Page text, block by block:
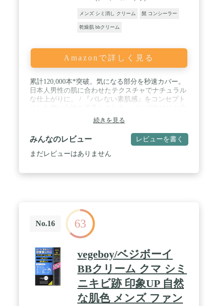
メンズ シミ消し クリーム 髭 コンシーラー
乾燥肌 bbクリーム
Amazonで詳しく見る
累計120,000本*突破。気になる部分を秒速カバー。
日本人男性の肌に合わせたテクスチャでナチュラル
な仕上がりに。 / 『バレない素肌感』をコンセプト
粧感を抑えたナチュラルパクト。 / くすみや青髭な
どにピンポイントで部分カバーもOK。全体使いで
秒速で好印象肌へ。 / 保湿成分である7種のオーガ
ニックエキスでテカリの原因である水分不足を補い
ます。崩れにくいので好印象肌が長時間持続しま
続きを見る
みんなのレビュー レビューを書く
まだレビューはありません
No.16 63
vegeboy/ベジボーイ
BBクリーム クマ シミ
ニキビ跡 印象UP 自然
な肌色 メンズ ファン